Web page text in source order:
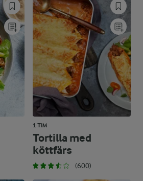
1 TIM
Tortilla med
köttfärs
(600)